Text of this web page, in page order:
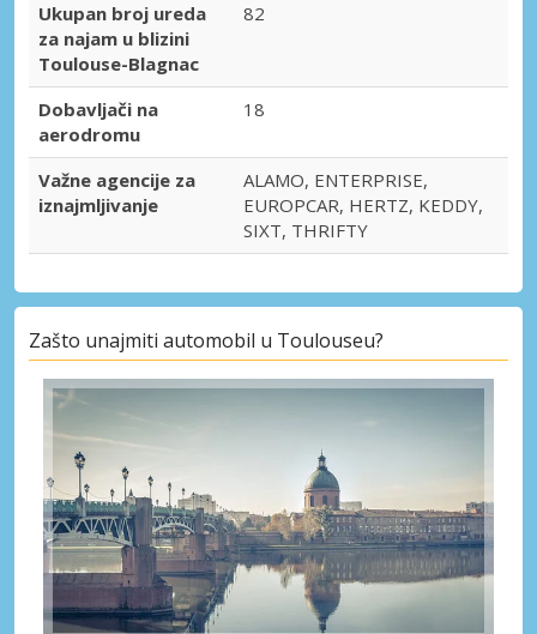
Ukupan broj ureda
za najam u blizini
Toulouse-Blagnac
82
Dobavljači na
aerodromu
18
Važne agencije za
iznajmljivanje
ALAMO, ENTERPRISE,
EUROPCAR, HERTZ, KEDDY,
SIXT, THRIFTY
Zašto unajmiti automobil u Toulouseu?